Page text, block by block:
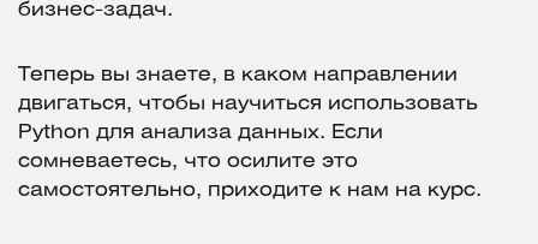
бизнес-задач.
Теперь вы знаете, в каком направлении
двигаться, чтобы научиться использовать
Python для анализа данных. Если
сомневаетесь, что осилите это
самостоятельно, приходите к нам на курс.